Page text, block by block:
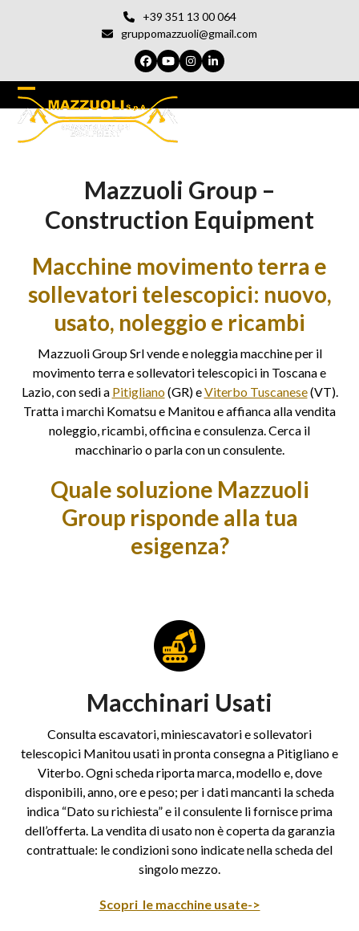
+39 351 13 00 064
gruppomazzuoli@gmail.com
Facebook
YouTubeInstagram
LinkedIn
Open
mobile
Chiudi
cellulare
Mazzuoli Group –
Construction Equipment
Macchine movimento terra e
sollevatori telescopici: nuovo,
usato, noleggio e ricambi
Mazzuoli Group Srl vende e noleggia macchine per il
movimento terra e sollevatori telescopici in Toscana e
Lazio, con sedi a Pitigliano(GR) eViterbo Tuscanese(VT).
Tratta i marchi Komatsu e Manitou e affianca alla vendita
noleggio, ricambi, officina e consulenza. Cerca il
macchinario o parla con un consulente.
Quale soluzione Mazzuoli
Group risponde alla tua
esigenza?
Macchinari Usati
Consulta escavatori, miniescavatori e sollevatori
telescopici Manitou usati in pronta consegna a Pitigliano e
Viterbo. Ogni scheda riporta marca, modello e, dove
disponibili, anno, ore e peso; per i dati mancanti la scheda
indica “Dato su richiesta” e il consulente li fornisce prima
dell’offerta. La vendita di usato non è coperta da garanzia
contrattuale: le condizioni sono indicate nella scheda del
singolo mezzo.
Scopri le macchine usate->